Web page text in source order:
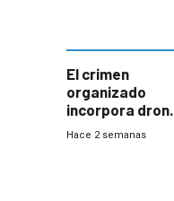
El crimen
organizado
incorpora
y abre un nuevo
Hace 2 semanas